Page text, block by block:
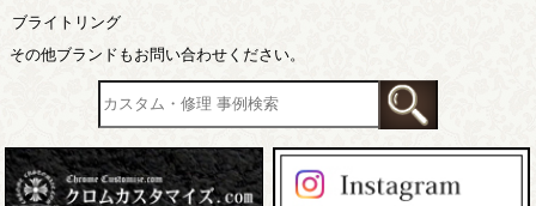
ブライトリング
その他ブランドもお問い合わせください。